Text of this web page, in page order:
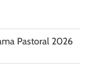
Pastoral 2026